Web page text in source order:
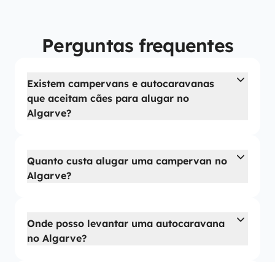
Perguntas frequentes
Existem campervans e autocaravanas
que aceitam cães para alugar no
Algarve?
Quanto custa alugar uma campervan no
Algarve?
Onde posso levantar uma autocaravana
no Algarve?